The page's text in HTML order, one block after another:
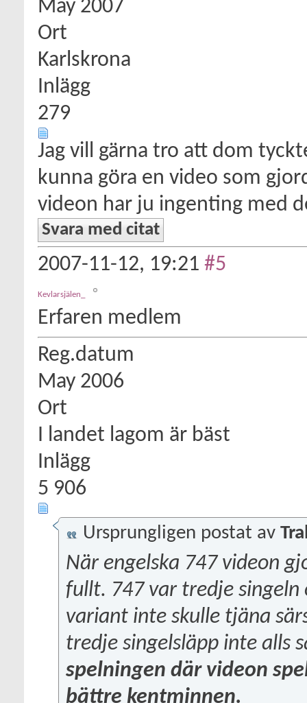
May 2007
Ort
Karlskrona
Inlägg
279
Jag vill gärna tro att dom
kunna göra en video som
videon har ju ingenting med
Svara med citat
2007-11-12, 19:21 #5
Kevlarsjälen_
Erfaren medlem
Reg.datum
May 2006
Ort
I landet lagom är bäst
Inlägg
5 906
Ursprungligen postat av
När engelska 747 videon
fullt. 747 var tredje singeln
variant inte skulle tjäna
tredje singelsläpp inte alls
spelningen där videon
bättre kentminnen.